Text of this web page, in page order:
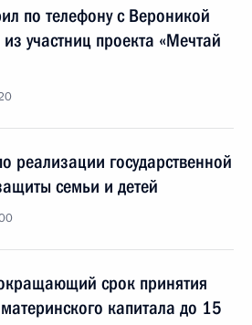
по телефону с Вероникой
участниц проекта «Мечтай
реализации государственной
семьи и детей
срок принятия
капитала до 15